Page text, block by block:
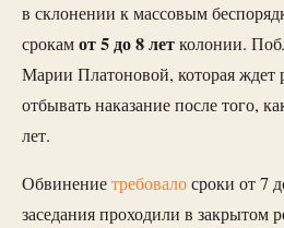
в склонении к массовым
срокамот 5 до 8 летколонии.
Марии Платоновой, которая ждет
отбывать наказание после того,
лет.
Обвинениетребовалосроки от 7
заседания проходили в закрытом